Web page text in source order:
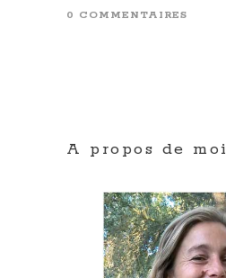
0 COMMENTAIRES
A propos de moi